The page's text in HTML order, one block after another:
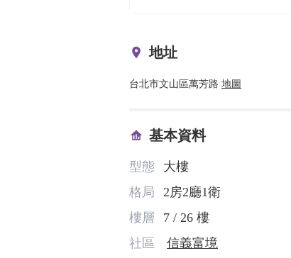
地址
台北市文山區萬芳路 地圖
基本資料
型態 大樓
格局
2房2廳1衛
樓層
7 / 26 樓
社區
信義富境